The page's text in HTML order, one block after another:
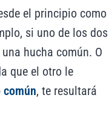
el principio como
si uno de los dos
hucha común. O
que el otro le
común, te resultará